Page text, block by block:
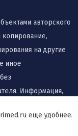
авторского
копирование,
на другие
иное
Информация,
лечения иеще удобнее.